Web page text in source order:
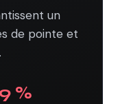
un
de pointe et
%